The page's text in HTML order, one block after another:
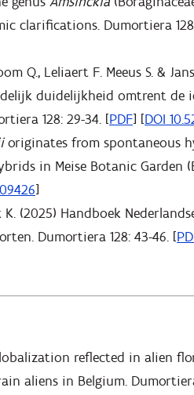
clarifications. Dumortiera
Q., Leliaert F. Meeus S. &
duidelijkheid omtrent
128: 29-34. [PDF] [DOI
originates from spontaneous
in Meise Botanic Garden
]
(2025) Handboek
Dumortiera 128: 43-46. [
reflected in alien
aliens in Belgium. Dumortiera